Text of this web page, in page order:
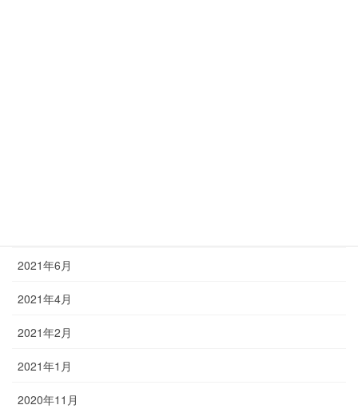
2021年6月
2021年4月
2021年2月
2021年1月
2020年11月